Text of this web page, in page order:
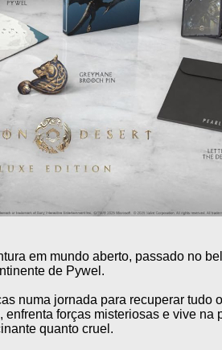
em mundo aberto, passado no
de Pywel.
numa jornada para recuperar tudo
forças misteriosas e vive na
quanto cruel.